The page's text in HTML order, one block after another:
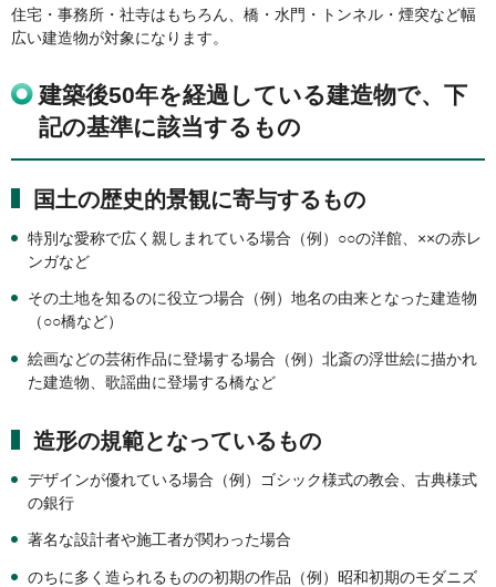
住宅・事務所・社寺はもちろん、橋・水門・トンネル・煙突など幅
広い建造物が対象になります。
建築後50年を経過している建造物で、下
記の基準に該当するもの
国土の歴史的景観に寄与するもの
特別な愛称で広く親しまれている場合（例）○○の洋館、××の赤レ
ンガなど
その土地を知るのに役立つ場合（例）地名の由来となった建造物
（○○橋など）
絵画などの芸術作品に登場する場合（例）北斎の浮世絵に描かれ
た建造物、歌謡曲に登場する橋など
造形の規範となっているもの
デザインが優れている場合（例）ゴシック様式の教会、古典様式
の銀行
著名な設計者や施工者が関わった場合
のちに多く造られるものの初期の作品（例）昭和初期のモダニズ